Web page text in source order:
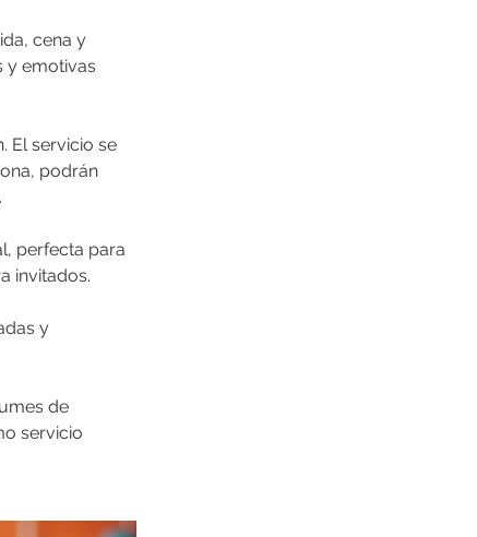
cena y
y emotivas
El servicio se
podrán
perfecta para
invitados.
y
de
servicio